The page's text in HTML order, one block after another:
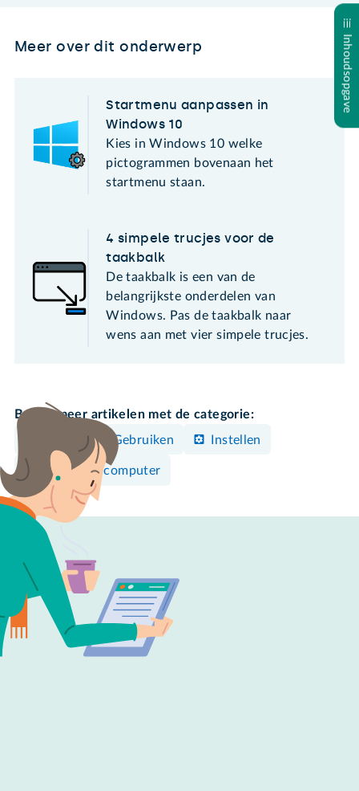
Inhoudsopgave
Meer over dit onderwerp
Startmenu aanpassen in
Windows 10
Kies in Windows 10 welke
pictogrammen bovenaan het
startmenu staan.
4 simpele trucjes voor de
taakbalk
De taakbalk is een van de
belangrijkste onderdelen van
Windows. Pas de taakbalk naar
wens aan met vier simpele trucjes.
Bekijk meer artikelen met de categorie:
Bedienen & Gebruiken
Instellen
Windows-computer